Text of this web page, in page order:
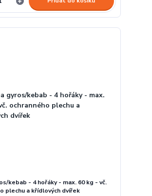
kebab - 4 hořáky - max. 60 kg - vč.
plechu a křídlových dvířek